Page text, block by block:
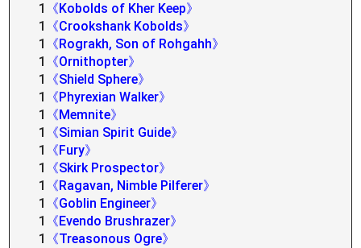
1
《Kobolds of Kher Keep》
1
《Crookshank Kobolds》
1
《Rograkh, Son of Rohgahh》
1
《Ornithopter》
1
《Shield Sphere》
1
《Phyrexian Walker》
1
《Memnite》
1
《Simian Spirit Guide》
1
《Fury》
1
《Skirk Prospector》
1
《Ragavan, Nimble Pilferer》
1
《Goblin Engineer》
1
《Evendo Brushrazer》
1
《Treasonous Ogre》